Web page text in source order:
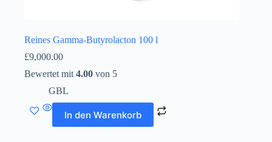
Reines Gamma-Butyrolacton 100 l
£9,000.00
Bewertet mit 4.00 von 5
GBL
In den Warenkorb